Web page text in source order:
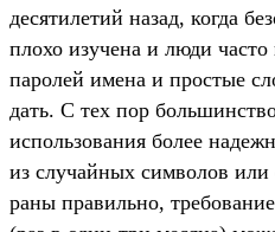
десяти­летий назад, ког­да
пло­хо изу­чена и люди
паролей име­на и прос­тые
дать. С тех пор
исполь­зования более
из слу­чай­ных сим­волов
раны пра­виль­но,